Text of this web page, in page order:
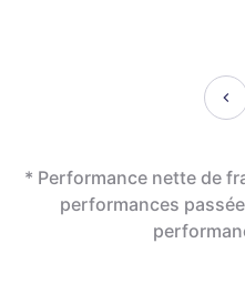
* Performance nette de
performances